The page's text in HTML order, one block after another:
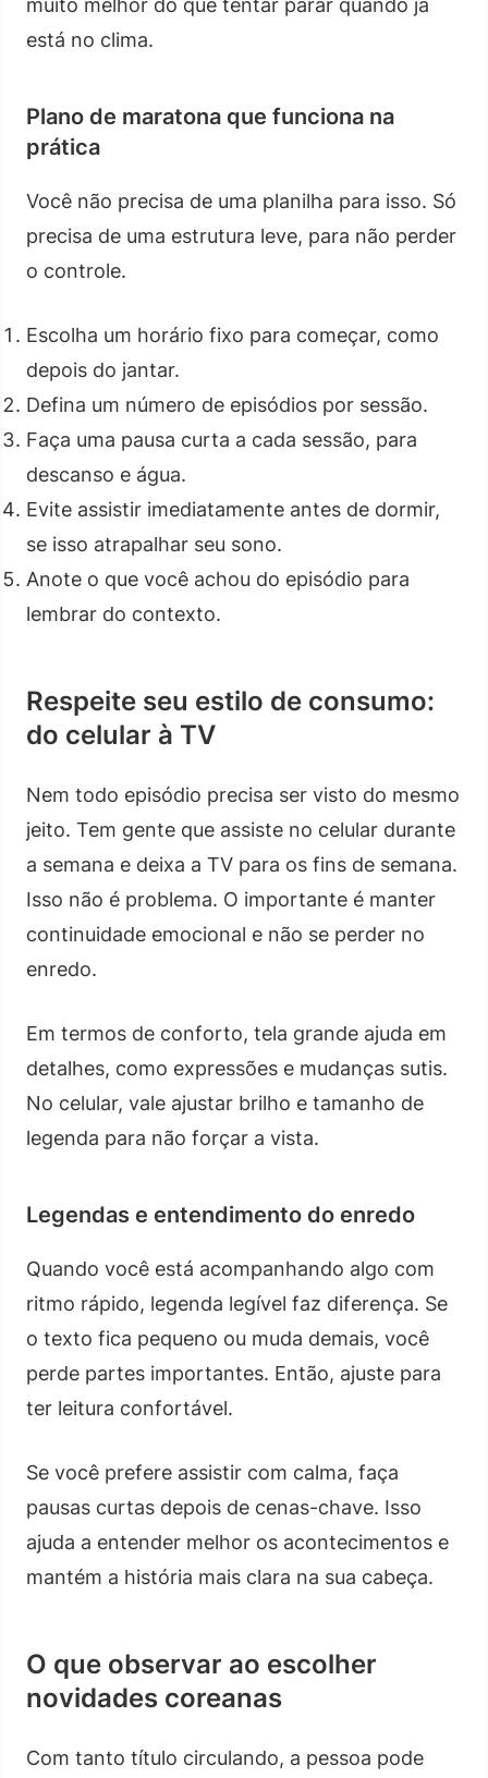
muito melhor do que tentar parar quando já
está no clima.
Plano de maratona que funciona na
prática
Você não precisa de uma planilha para isso. Só
precisa de uma estrutura leve, para não perder
o controle.
Escolha um horário fixo para começar, como
depois do jantar.
Defina um número de episódios por sessão.
Faça uma pausa curta a cada sessão, para
descanso e água.
Evite assistir imediatamente antes de dormir,
se isso atrapalhar seu sono.
Anote o que você achou do episódio para
lembrar do contexto.
Respeite seu estilo de consumo:
do celular à TV
Nem todo episódio precisa ser visto do mesmo
jeito. Tem gente que assiste no celular durante
a semana e deixa a TV para os fins de semana.
Isso não é problema. O importante é manter
continuidade emocional e não se perder no
enredo.
Em termos de conforto, tela grande ajuda em
detalhes, como expressões e mudanças sutis.
No celular, vale ajustar brilho e tamanho de
legenda para não forçar a vista.
Legendas e entendimento do enredo
Quando você está acompanhando algo com
ritmo rápido, legenda legível faz diferença. Se
o texto fica pequeno ou muda demais, você
perde partes importantes. Então, ajuste para
ter leitura confortável.
Se você prefere assistir com calma, faça
pausas curtas depois de cenas-chave. Isso
ajuda a entender melhor os acontecimentos e
mantém a história mais clara na sua cabeça.
O que observar ao escolher
novidades coreanas
Com tanto título circulando, a pessoa pode